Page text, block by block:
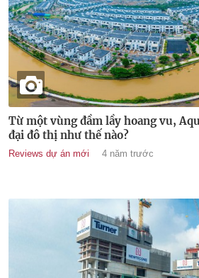
Từ một vùng đầm lầy hoang vu,
đại đô thị như thế nào?
Reviews dự án mới 4 năm trước